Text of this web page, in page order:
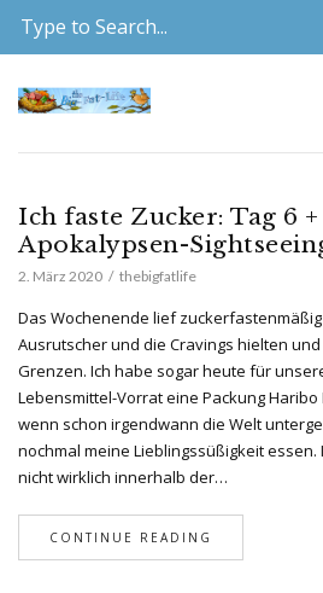
Ich faste Zucker: Tag 6 +
Apokalypsen-
2. März 2020 thebigfatlife
Das Wochenende lief zuckerfastenmäßig
Ausrutscher und die Cravings hielten
Grenzen. Ich habe sogar heute für
Lebensmittel-Vorrat eine Packung
wenn schon irgendwann die Welt
nochmal meine Lieblingssüßigkeit essen.
nicht wirklich innerhalb der…
CONTINUE READING